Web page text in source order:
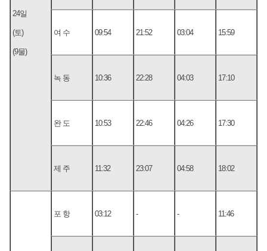
24일
(토)
(9물)
여 수 09:54 21:52 03:04 15:59
녹 동 10:36 22:28 04:03 17:10
완 도 10:53 22:46 04:26 17:30
제 주 11:32 23:07 04:58 18:02
포 항 03:12 - - 11:46